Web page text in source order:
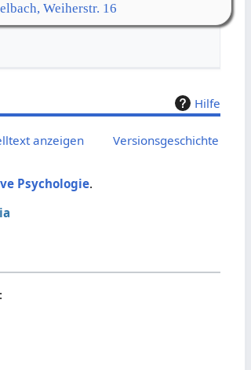
Weiherstr. 16
Hilfe
anzeigen Versionsgeschichte
Psychologie.